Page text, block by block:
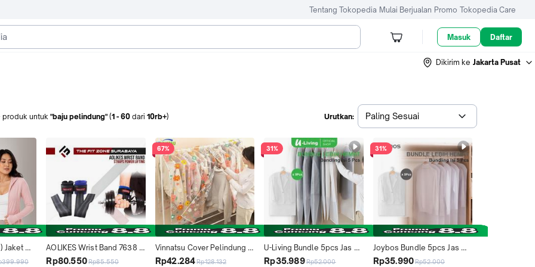
Tentang Tokopedia Mulai Berjualan Promo Tokopedia Care
Masuk Daftar
Dikirim ke Jakarta Pusat
produk untuk "baju pelindung" (1 -60 dari 10rb+) Urutkan: Paling Sesuai
Jaket
AOLIKES Wrist Band 7638
Wrap Strap Pelindung
Rp80.550Rp85.550
67%
Vinnatsu Cover Pelindung
Baju Pakaian  /Anti Debu
Rp42.284Rp128.132
31%
U-Living Bundle 5pcs Jas
Cover Baju Gantungan Anti
Rp35.989Rp52.000
31%
Joybos Bundle 5pcs Jas
Cover Baju Gantungan Anti
Rp35.990Rp52.000